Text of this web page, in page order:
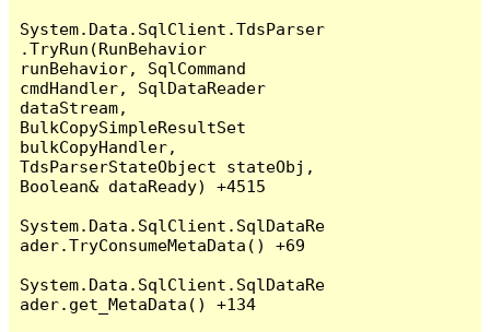
System.Data.SqlClient.TdsParser
.TryRun(RunBehavior
runBehavior, SqlCommand
cmdHandler, SqlDataReader
dataStream,
BulkCopySimpleResultSet
bulkCopyHandler,
TdsParserStateObject stateObj,
Boolean& dataReady) +4515
System.Data.SqlClient.SqlDataRe
ader.TryConsumeMetaData() +69
System.Data.SqlClient.SqlDataRe
ader.get_MetaData() +134